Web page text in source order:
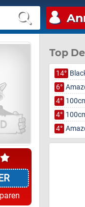
Top
14°
6°
4°
4°
4°